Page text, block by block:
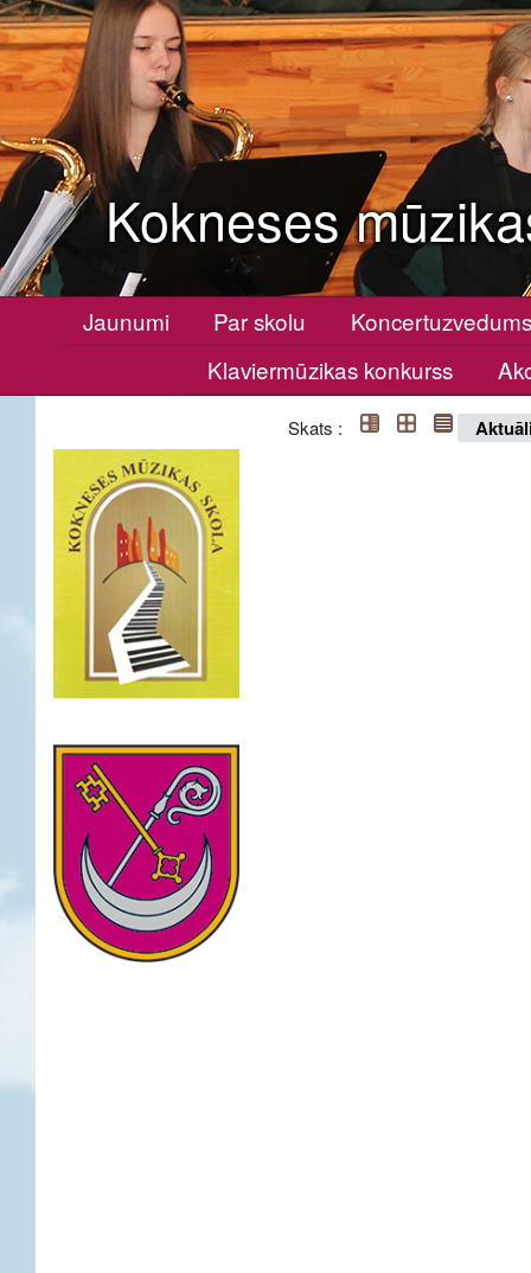
Kokneses
Jaunumi Par skolu
Klaviermūzikas konkurss
Skats :